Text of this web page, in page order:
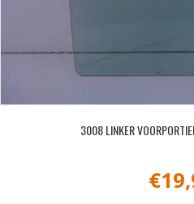
3008 LINKER
€